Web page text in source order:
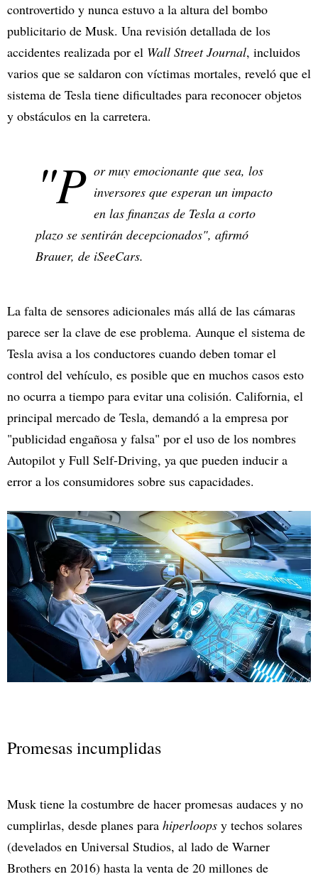
controvertido y nunca estuvo a la altura del bombo
publicitario de Musk. Una revisión detallada de los
accidentes realizada por el Wall Street Journal, incluidos
varios que se saldaron con víctimas mortales, reveló que el
sistema de Tesla tiene dificultades para reconocer objetos
y obstáculos en la carretera.
"P or muy emocionante que sea, los
inversores que esperan un impacto
en las finanzas de Tesla a corto
plazo se sentirán decepcionados", afirmó
Brauer, de iSeeCars.
La falta de sensores adicionales más allá de las cámaras
parece ser la clave de ese problema. Aunque el sistema de
Tesla avisa a los conductores cuando deben tomar el
control del vehículo, es posible que en muchos casos esto
no ocurra a tiempo para evitar una colisión. California, el
principal mercado de Tesla, demandó a la empresa por
"publicidad engañosa y falsa" por el uso de los nombres
Autopilot y Full Self-Driving, ya que pueden inducir a
error a los consumidores sobre sus capacidades.
Promesas incumplidas
Musk tiene la costumbre de hacer promesas audaces y no
cumplirlas, desde planes para hiperloops y techos solares
(develados en Universal Studios, al lado de Warner
Brothers en 2016) hasta la venta de 20 millones de